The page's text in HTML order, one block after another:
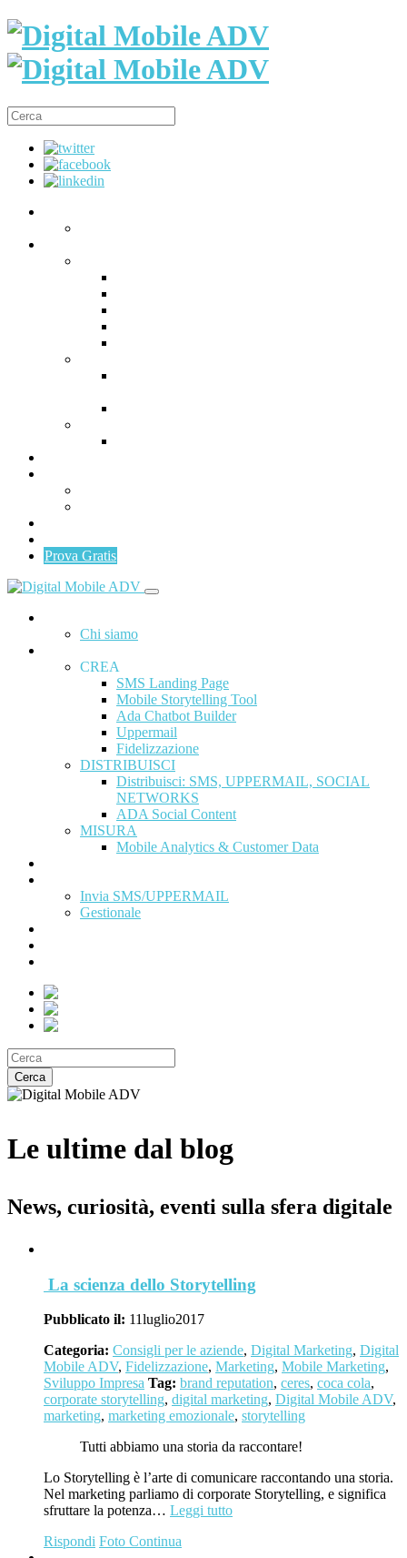
Prova Gratis
Chi siamo
CREA
SMS Landing Page
Mobile Storytelling Tool
Ada Chatbot Builder
Uppermail
Fidelizzazione
DISTRIBUISCI
Distribuisci: SMS, UPPERMAIL, SOCIAL
NETWORKS
ADA Social Content
MISURA
Mobile Analytics & Customer Data
Invia SMS/UPPERMAIL
Gestionale
Cerca
Le ultime dal blog
News, curiosità, eventi sulla sfera digitale
La scienza dello Storytelling
Pubblicato il: 11luglio2017
Categoria: Consigli per le aziende, Digital Marketing, Digital
Mobile ADV, Fidelizzazione, Marketing, Mobile Marketing,
Sviluppo Impresa Tag: brand reputation, ceres, coca cola,
corporate storytelling, digital marketing, Digital Mobile ADV,
marketing, marketing emozionale, storytelling
Tutti abbiamo una storia da raccontare!
Lo Storytelling è l’arte di comunicare raccontando una storia.
Nel marketing parliamo di corporate Storytelling, e significa
sfruttare la potenza… Leggi tutto
Rispondi Foto Continua